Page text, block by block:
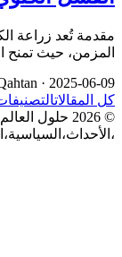
مقدمة تُعد زراعة
المزمن، حيث
· 2025-06-09
كل المقالات
© 2026 حلول